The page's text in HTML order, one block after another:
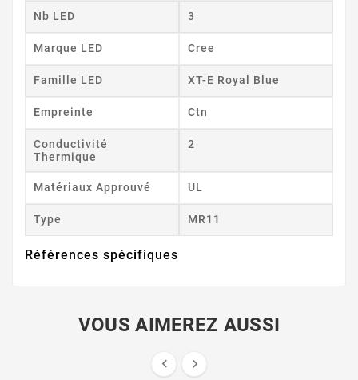
Nb LED 3
Marque LED Cree
Famille LED XT-E Royal Blue
Empreinte Ctn
Conductivité
Thermique
2
Matériaux Approuvé UL
Type MR11
Références spécifiques
VOUS AIMEREZ AUSSI
 